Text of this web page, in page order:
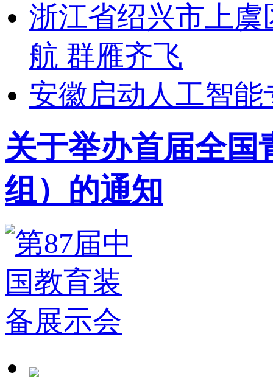
浙江省绍兴市上
航 群雁齐飞
安徽启动人工智
关于举办首届全国
组）的通知